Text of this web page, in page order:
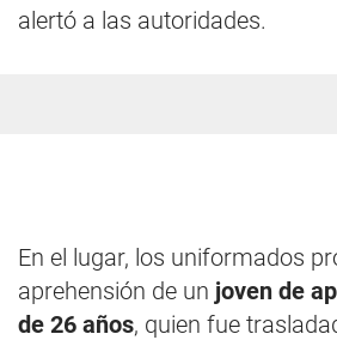
alertó a las autoridades.
En el lugar, los uniformados
aprehensión de un joven de
de 26 años, quien fue